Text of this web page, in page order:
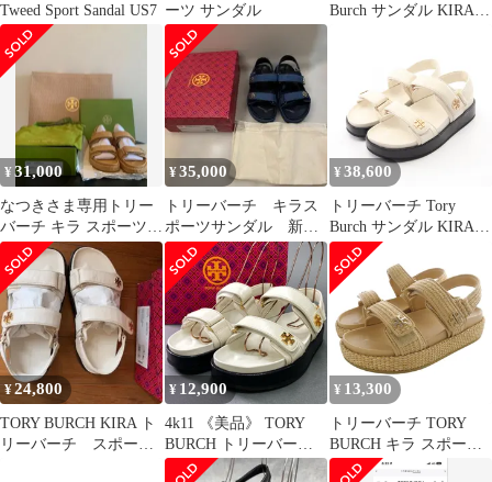
Tweed Sport Sandal US7 ーツ サンダル
Burch サンダル KIRA
レザー サンダル レディ
ース 新品
¥31,000
なつきさま専用トリー
バーチ キラ スポーツサ
ンダル ラフィア
¥35,000
トリーバーチ キラス
ポーツサンダル 新品
未使用 デニム スポ
サン 24.5
¥ 38,600
トリーバーチ Tory
Burch サンダル KIRA
SPORT SANDAL キラ
スポーツ 1443281047/
レザー サンダル レディ
ース 新品
¥24,800
TORY BURCH KIRA ト
リーバーチ スポーツ
¥ 12,900
4k11 《美品》 TORY
BURCH トリーバーチ
Kira Sport Sandal スポー
¥ 13,300
トリーバーチ TORY
BURCH キラ スポーツ
サンダル ストラップ